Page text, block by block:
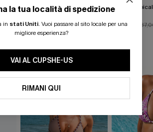
Completo bikini con stampa
animalier molto
27,00 €30,00 €
Bikini
33,00 €
ANCHE
la tua località di spedizione
in stati Uniti. Vuoi passare al sito locale per una
migliore esperienza?
VAI AL CUPSHE-US
RIMANI QUI